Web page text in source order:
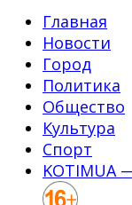
Главная
Новости
Город
Политика
Общество
Культура
Спорт
KOTIMUA